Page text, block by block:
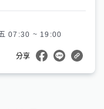
07:30 ~ 19:00
分享